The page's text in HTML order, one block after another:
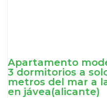
Apartamento
3 dormitorios a
metros del mar a
en jávea(alicante)